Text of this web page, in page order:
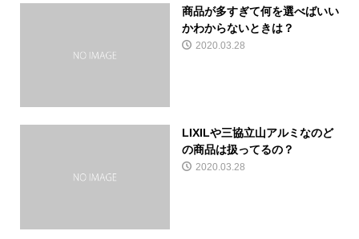
商品が多すぎて何を選べばいい
かわからないときは？
2020.03.28
LIXILや三協立山アルミなのど
の商品は扱ってるの？
2020.03.28